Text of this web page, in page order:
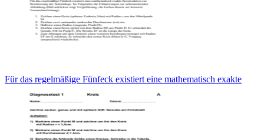
Für das regelmäßige Fünfeck existiert eine mathematisch exakte